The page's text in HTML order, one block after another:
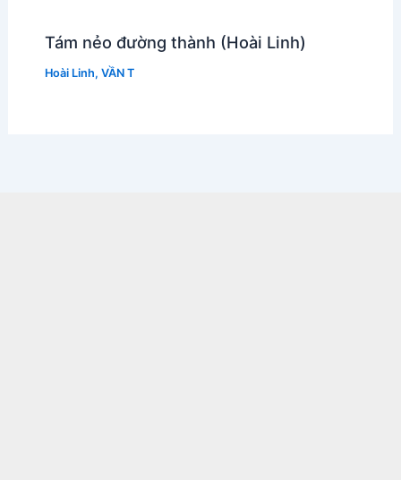
Tám nẻo đường thành (Hoài Linh)
Hoài Linh, VẦN T